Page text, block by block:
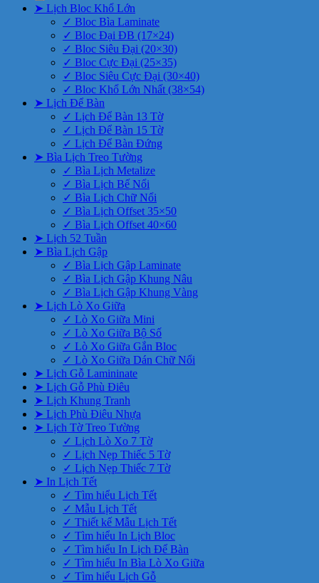
➤ Lịch Bloc Khổ Lớn
✓ Bloc Bìa Laminate
✓ Bloc Đại ĐB (17×24)
✓ Bloc Siêu Đại (20×30)
✓ Bloc Cực Đại (25×35)
✓ Bloc Siêu Cực Đại (30×40)
✓ Bloc Khổ Lớn Nhất (38×54)
➤ Lịch Để Bàn
✓ Lịch Để Bàn 13 Tờ
✓ Lịch Để Bàn 15 Tờ
✓ Lịch Để Bàn Đứng
➤ Bìa Lịch Treo Tường
✓ Bìa Lịch Metalize
✓ Bìa Lịch Bế Nổi
✓ Bìa Lịch Chữ Nổi
✓ Bìa Lịch Offset 35×50
✓ Bìa Lịch Offset 40×60
➤ Lịch 52 Tuần
➤ Bìa Lịch Gập
✓ Bìa Lịch Gập Laminate
✓ Bìa Lịch Gập Khung Nâu
✓ Bìa Lịch Gập Khung Vàng
➤ Lịch Lò Xo Giữa
✓ Lò Xo Giữa Mini
✓ Lò Xo Giữa Bộ Số
✓ Lò Xo Giữa Gắn Bloc
✓ Lò Xo Giữa Dán Chữ Nổi
➤ Lịch Gỗ Lamininate
➤ Lịch Gỗ Phù Điêu
➤ Lịch Khung Tranh
➤ Lịch Phù Điêu Nhựa
➤ Lịch Tờ Treo Tường
✓ Lịch Lò Xo 7 Tờ
✓ Lịch Nẹp Thiếc 5 Tờ
✓ Lịch Nẹp Thiếc 7 Tờ
➤ In Lịch Tết
✓ Tìm hiểu Lịch Tết
✓ Mẫu Lịch Tết
✓ Thiết kế Mẫu Lịch Tết
✓ Tìm hiểu In Lịch Bloc
✓ Tìm hiểu In Lịch Để Bàn
✓ Tìm hiểu In Bìa Lò Xo Giữa
✓ Tìm hiểu Lịch Gỗ